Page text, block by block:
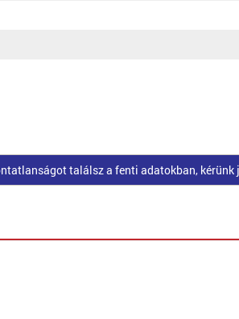
találsz a fenti adatokban, kérünk